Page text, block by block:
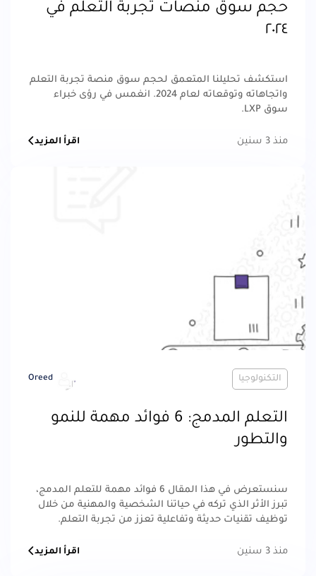
حجم سوق منصات تجربة التعلم في
٢٠٢٤
استكشف تحليلنا المتعمق لحجم سوق منصة تجربة التعلم
واتجاهاته وتوقعاته لعام 2024. انغمس في رؤى خبراء
سوق LXP.
منذ 3 سنين اقرأ المزيد
التكنولوجيا Oreed
التعلم المدمج: 6 فوائد مهمة للنمو
والتطور
سنستعرض في هذا المقال 6 فوائد مهمة للتعلم المدمج،
تبرز الأثر الذي تركه في حياتنا الشخصية والمهنية من خلال
توظيف تقنيات حديثة وتفاعلية تعزز من تجربة التعلم.
منذ 3 سنين اقرأ المزيد